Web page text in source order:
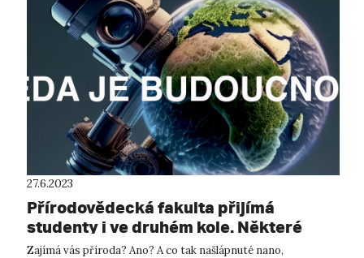
27.6.2023
Přírodovědecká fakulta přijímá
studenty i ve druhém kole. Některé
programy jsou bez přijímacích zkoušek
Zajímá vás příroda? Ano? A co tak našlápnuté nano,